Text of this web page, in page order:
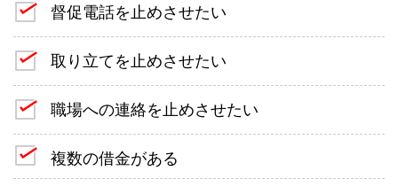
督促電話を止めさせたい
取り立てを止めさせたい
職場への連絡を止めさせたい
複数の借金がある